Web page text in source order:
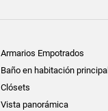
Armarios Empotrados
Baño en habitación principal
Clósets
Vista panorámica